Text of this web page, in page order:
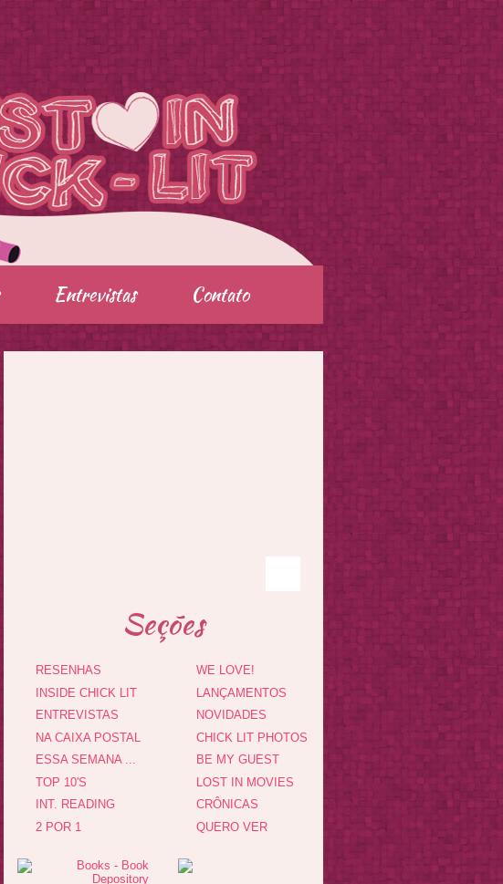
Entrevistas Contato
Seções
RESENHAS
INSIDE CHICK LIT
ENTREVISTAS
NA CAIXA POSTAL
ESSA SEMANA ...
TOP 10'S
INT. READING
2 POR 1
WE LOVE!
LANÇAMENTOS
NOVIDADES
CHICK LIT PHOTOS
BE MY GUEST
LOST IN MOVIES
CRÔNICAS
QUERO VER